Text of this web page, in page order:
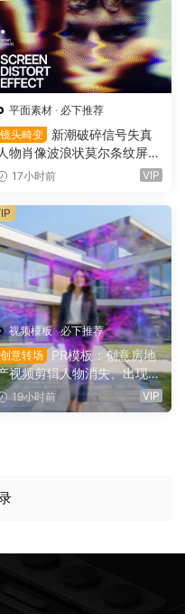
平面素材 · 必下推荐
镜头畸变
新潮破碎信号失真
人物肖像波浪状莫尔条纹屏幕
变专辑封面音乐海报传单P
Effect（16156）
17小时前 VIP
视频模板·必下推荐
创意转场
PR模板：创意房地
视频剪辑人物消失、出现电
转场过渡（16154）
19小时前 VIP